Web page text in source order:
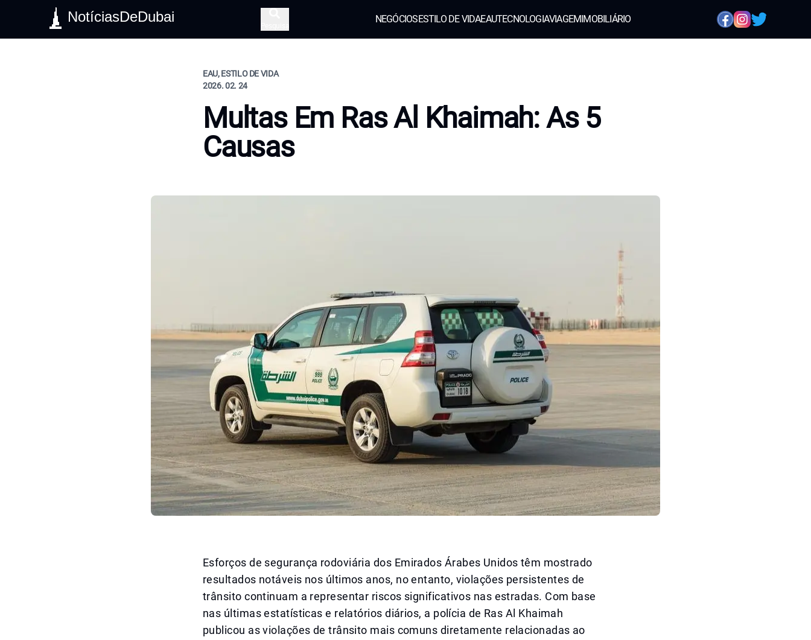
NotíciasDeDubai NEGÓCIOSESTILO DE VIDAEAUTECNOLOGIAVIAGEMIMOBILIÁRIO
EAU, ESTILO DE VIDA
2026. 02. 24
Multas Em Ras Al Khaimah: As 5
Causas
Esforços de segurança rodoviária dos Emirados Árabes Unidos têm mostrado
resultados notáveis nos últimos anos, no entanto, violações persistentes de
trânsito continuam a representar riscos significativos nas estradas. Com base
nas últimas estatísticas e relatórios diários, a polícia de Ras Al Khaimah
publicou as violações de trânsito mais comuns diretamente relacionadas ao